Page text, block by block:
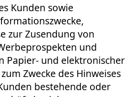
Kunden sowie
zur Zusendung von
und
Papier- und elektronischer
Zwecke des Hinweises
bestehende oder